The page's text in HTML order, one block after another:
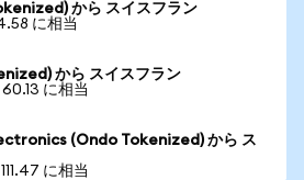
から スイスフラン
に相当
から スイスフラン
に相当
(Ondo Tokenized) から ス
に相当